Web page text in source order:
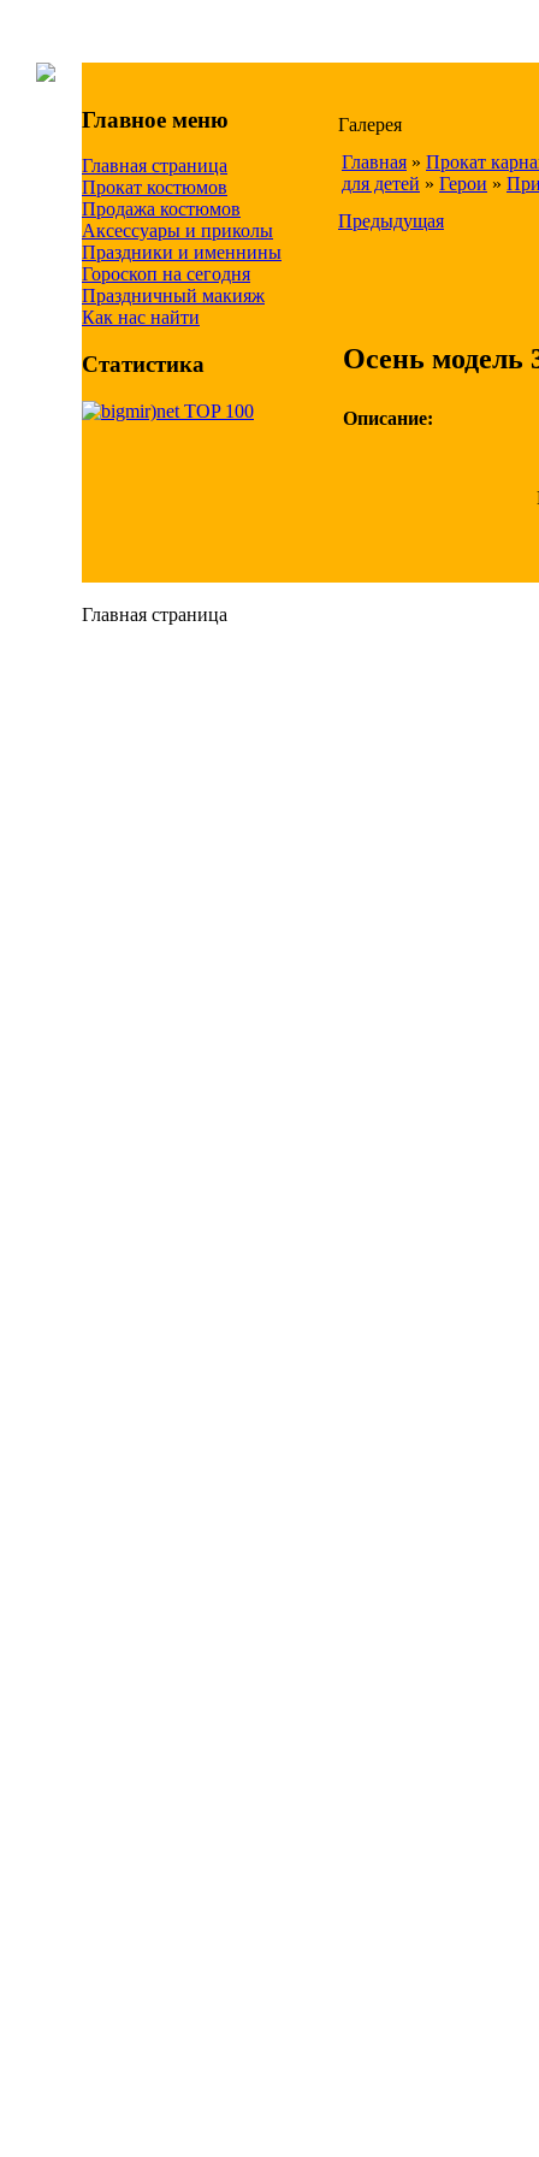
Главное меню
Главная страница
Прокат костюмов
Продажа костюмов
Аксессуары и приколы
Праздники и именнины
Гороскоп на сегодня
Праздничный макияж
Как нас найти
Статистика
Галерея
Главная » Прокат
для детей » Герои »
Предыдущая
Осень модель
Описание:
Главная страница